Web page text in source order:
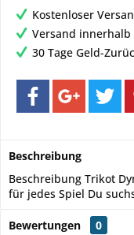
Kostenloser
Versand innerhalb
30 Tage Geld-
Beschreibung
Beschreibung Trikot
für jedes Spiel Du
Bewertungen
0